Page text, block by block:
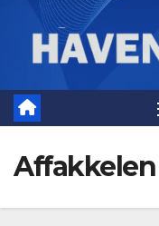
Affakkelen